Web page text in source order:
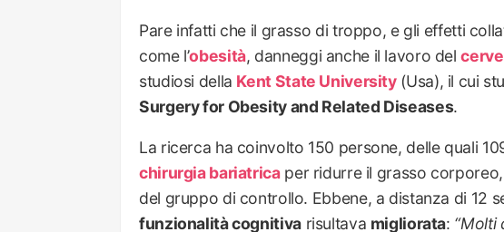
Pare infatti che il grasso di troppo, e gli effetti
come l’obesità, danneggi anche il lavoro del
studiosi della Kent State University(Usa), il cui
Surgery for Obesity and Related Diseases.
La ricerca ha coinvolto 150 persone, delle quali
chirurgia bariatricaper ridurre il grasso
del gruppo di controllo. Ebbene, a distanza di 12
funzionalità cognitivarisultava migliorata: “Molti